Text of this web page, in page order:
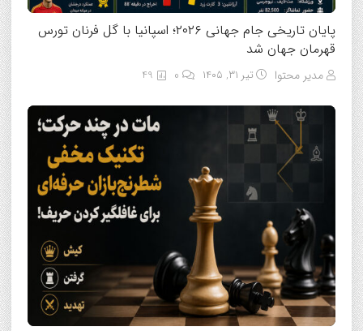
پایان تاریخی جام جهانی ۲۰۲۶؛ اسپانیا با گل فرنان تورس
قهرمان جهان شد
مدیر محتوا تیر ۳۱, ۱۴۰۵ 49